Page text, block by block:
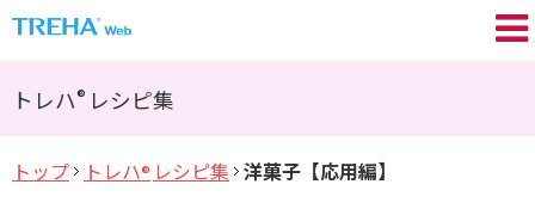
トレハ® レシピ集
トップ トレハ® レシピ集 洋菓子【応用編】